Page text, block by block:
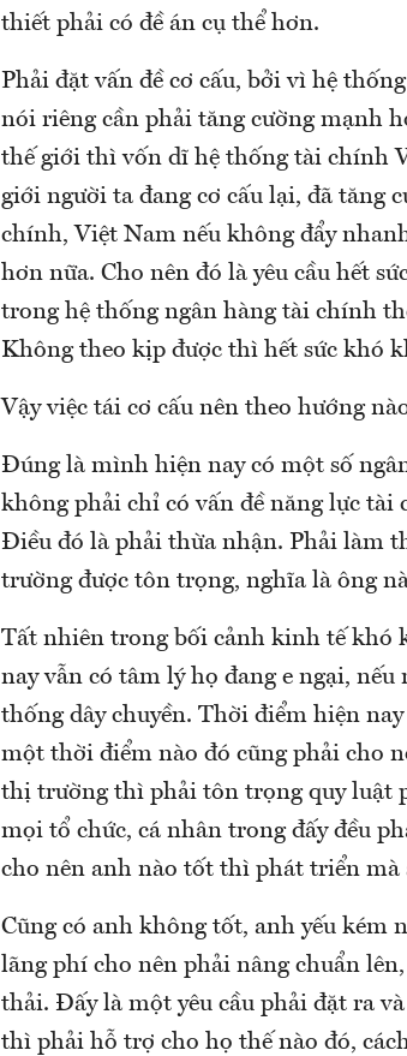
thiết phải có đề án cụ thể hơn.
Phải đặt vấn đề cơ cấu, bởi vì hệ
nói riêng cần phải tăng cường mạnh
thế giới thì vốn dĩ hệ thống tài chính
giới người ta đang cơ cấu lại, đã tăng
chính, Việt Nam nếu không đẩy
hơn nữa. Cho nên đó là yêu cầu hết
trong hệ thống ngân hàng tài chính
Không theo kịp được thì hết sức khó
Vậy việc tái cơ cấu nên theo hướng
Đúng là mình hiện nay có một số
không phải chỉ có vấn đề năng lực tài
Điều đó là phải thừa nhận. Phải làm
trường được tôn trọng, nghĩa là ông
Tất nhiên trong bối cảnh kinh tế khó
nay vẫn có tâm lý họ đang e ngại,
thống dây chuyền. Thời điểm hiện
một thời điểm nào đó cũng phải cho
thị trường thì phải tôn trọng quy luật
mọi tổ chức, cá nhân trong đấy đều
cho nên anh nào tốt thì phát triển
Cũng có anh không tốt, anh yếu kém
lãng phí cho nên phải nâng chuẩn
thải. Đấy là một yêu cầu phải đặt ra
thì phải hỗ trợ cho họ thế nào đó,